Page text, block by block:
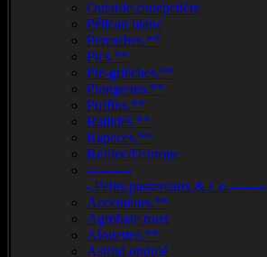
Outarde.canepetière
Pélican blanc
Perruches.**
Pics.**
Pie-grièches.**
Plongeons.**
Puffins.**
Rallidés.**
Rapaces.**
Rollier.d'Europe
----------
-.Petits.passereaux.&.Co.--------
Accenteurs.**
Agrobate.roux
Alouettes.**
Astrild.ondulé